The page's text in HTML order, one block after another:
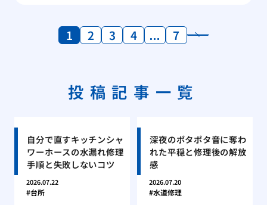
1 2 3 4 … 7
投稿記事一覧
自分で直すキッチンシャ
ワーホースの水漏れ修理
手順と失敗しないコツ
2026.07.22
台所
深夜のポタポタ音に奪わ
れた平穏と修理後の解放
感
2026.07.20
水道修理